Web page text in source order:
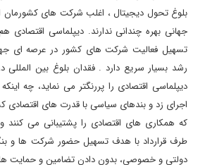
بلوغ تحول دیجیتال ، اغلب شرکت های کشورمان
جهانی بهره چندانی ندارند. دیپلماسی اقتصادی
تسهیل فعالیت شرکت های کشور در عرصه ای
رشد بسیار سریع دارد . فقدان بلوغ بین المللی
دیپلماسی اقتصادی را پررنگتر می نماید، چه
اجرای زد و بندهای سیاسی با قدرت های
که همکاری های اقتصادی را پشتیبانی می
طرف قرارداد با هدف تسهیل حضور شرکت ها و
دولتی و خصوصی، بدون دادن تضامین و حمایت